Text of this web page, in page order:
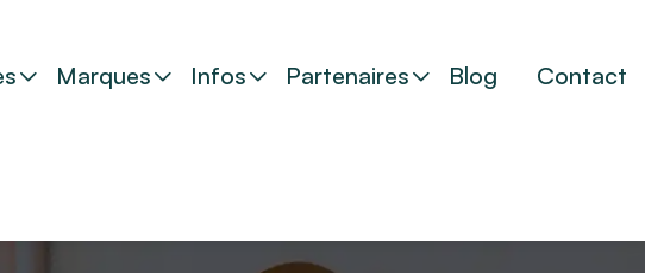
Marques Infos Partenaires Blog Contact